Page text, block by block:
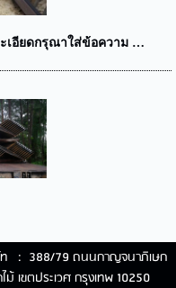
เอียดกรุณาใส่ข้อความ …
: 388/79 ถนนกาญจนาภิเษก
ม้ เขตประเวศ กรุงเทพ 10250